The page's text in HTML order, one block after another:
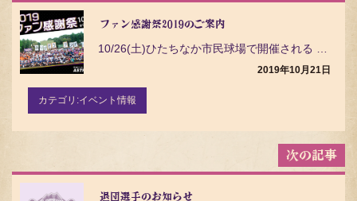
ナ
ビ
ゲ
ー
シ
ファン感謝祭2019のご案内
2019年10月21日
カテゴリ:イベント情報
退団選手のお知らせ